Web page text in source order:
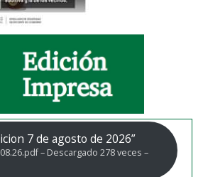
7 de agosto de 2026”
– Descargado 278 veces –